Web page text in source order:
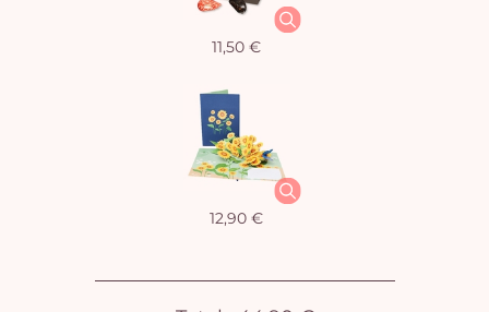
11,50 €
12,90 €